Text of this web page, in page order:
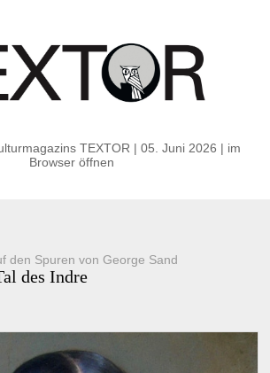
TEXTOR | 05. Juni 2026 | im
Browser öffnen
den Spuren von George Sand
des Indre